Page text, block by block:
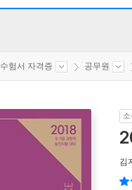
수험서 자격증 공무원
김